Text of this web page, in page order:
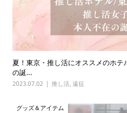
夏！東京・推し活にオススメのホ
の誕...
2023.07.02 推し活, 遠征
グッズ＆アイテム